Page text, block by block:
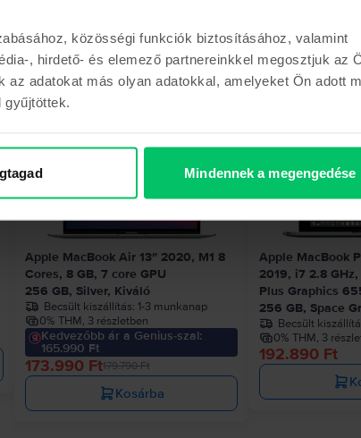
közösségi funkciók biztosításához, valamint
, hirdető- és elemező partnereinkkel megosztjuk az
adatokat más olyan adatokkal, amelyeket Ön adott
gyűjtöttek.
Mindennek a megengedése
termékek
- 5.800 Ft
Apple MacBook Air 13″ 2020, M1 8
Cores, 8 GB, 7 core GPU
256 GB, Silver, Kiváló
Becsült kiszállítás: 1-3 munkanap
0% THM, 3 részletben
Kedvezőbb ár a Genius-szal:
165.990 Ft
173.990 Ft179.790 Ft
Kosárba
Apple MacBook
2019, i7 2.8
Plus Graphics
256 GB, Space
Becsült
0% THM, 3
192.890 Ft